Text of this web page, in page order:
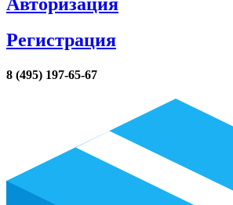
Регистрация
8 (495) 197-65-67